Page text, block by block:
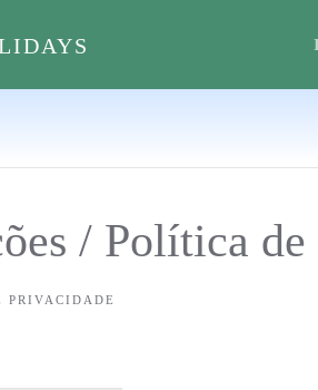
/ Política
PRIVACIDADE